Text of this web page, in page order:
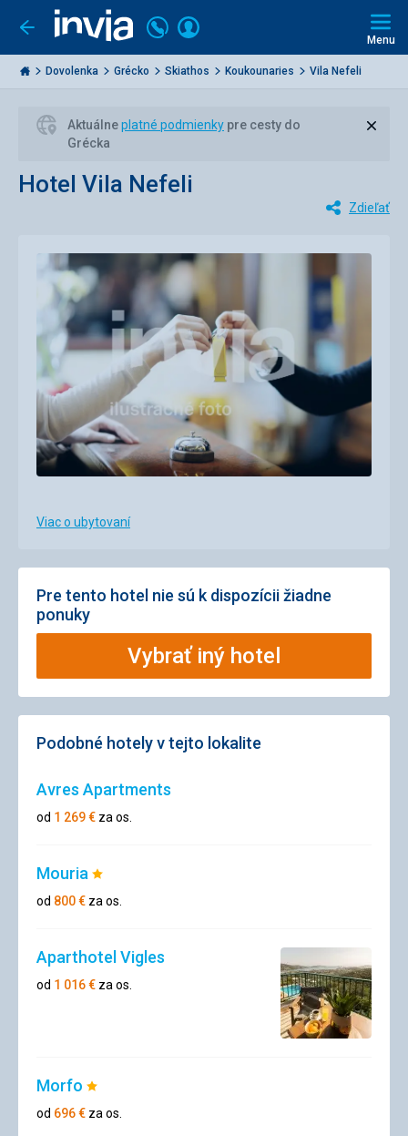
Ísť
späť
Invia.sk
Volajte
+421
2
3221
Prihlásiť
Menu
Dovolenka Grécko Skiathos Koukounaries Vila Nefeli
Aktuálneplatné podmienky pre cesty do
Grécka
Hotel Vila Nefeli
Zdieľať
Viac o ubytovaní
Pre tento hotel nie sú k dispozícii žiadne
ponuky
Vybrať iný hotel
Podobné hotely v tejto lokalite
Avres Apartments
od 1 269€ za os.
Mouria Hodnotenie:
1/5
od 800€ za os.
Aparthotel Vigles
od 1 016€ za os.
Morfo Hodnotenie:
1/5
od 696€ za os.